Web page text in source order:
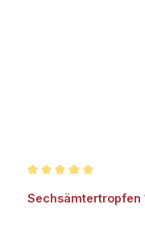
Sechsämtertropfen